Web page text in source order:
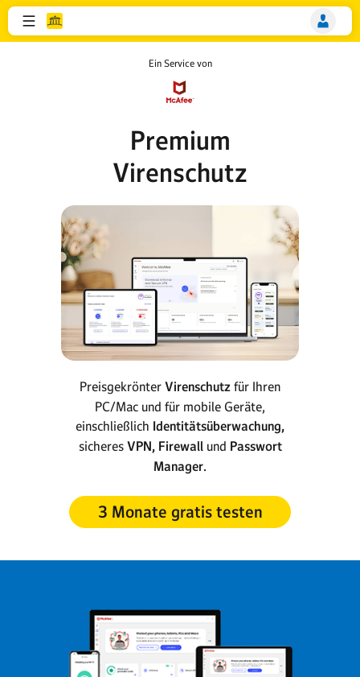
Ein Service von
Premium
Virenschutz
Preisgekrönter Virenschutz für Ihren
PC/Mac und für mobile Geräte,
einschließlich Identitätsüberwachung,
sicheres VPN, Firewall und Passwort
Manager.
3 Monate gratis testen